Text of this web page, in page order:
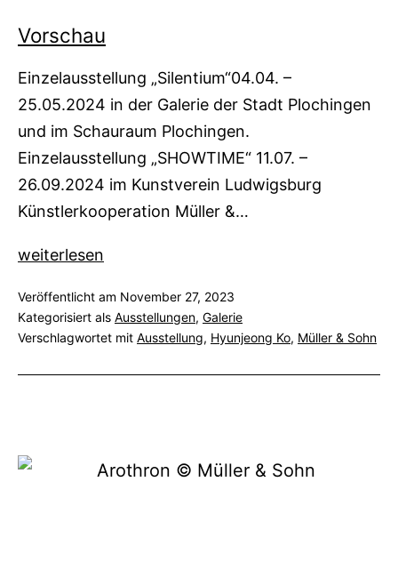
Vorschau
Einzelausstellung „Silentium“04.04. –
25.05.2024 in der Galerie der Stadt Plochingen
und im Schauraum Plochingen.
Einzelausstellung „SHOWTIME“ 11.07. –
26.09.2024 im Kunstverein Ludwigsburg
Künstlerkooperation Müller &…
Vorschau
weiterlesen
Veröffentlicht am November 27, 2023
Kategorisiert als Ausstellungen, Galerie
Verschlagwortet mit Ausstellung, Hyunjeong Ko, Müller & Sohn